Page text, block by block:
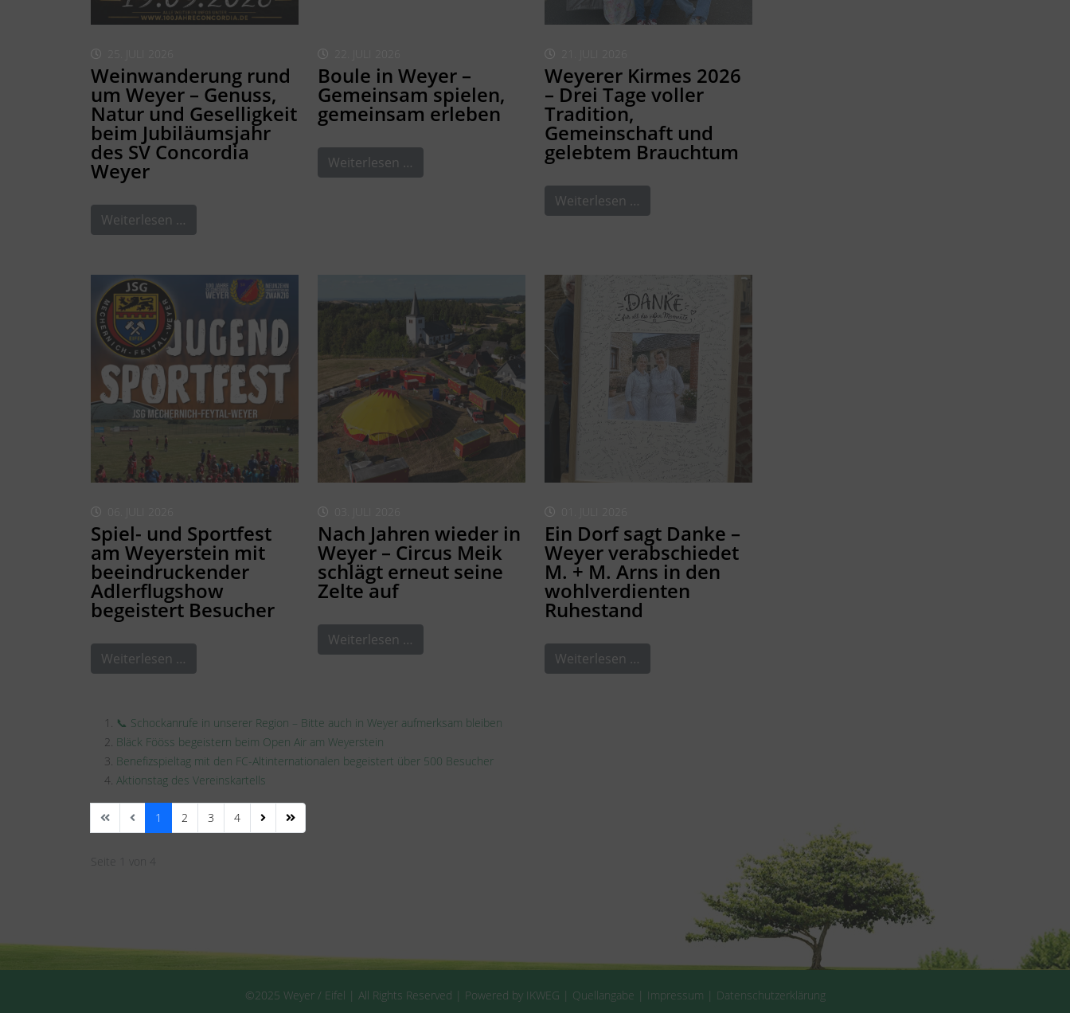
Weinwanderung rund
um Weyer – Genuss,
Natur und Geselligkeit
beim Jubiläumsjahr
des SV Concordia
Weyer
Weiterlesen …
Boule in Weyer –
Gemeinsam spielen,
gemeinsam erleben
Weiterlesen …
Weyerer Kirmes 2026
– Drei Tage voller
Tradition,
Gemeinschaft und
gelebtem Brauchtum
Weiterlesen …
Spiel- und Sportfest
am Weyerstein mit
beeindruckender
Adlerflugshow
begeistert Besucher
Weiterlesen …
Nach Jahren wieder in
Weyer – Circus Meik
schlägt erneut seine
Zelte auf
Weiterlesen …
Ein Dorf sagt Danke –
Weyer verabschiedet
M. + M. Arns in den
wohlverdienten
Ruhestand
Weiterlesen …
📞 Schockanrufe in unserer Region – Bitte auch in Weyer aufmerksam bleiben
Bläck Fööss begeistern beim Open Air am Weyerstein
Benefizspieltag mit den FC-Altinternationalen begeistert über 500 Besucher
Aktionstag des Vereinskartells
1 2 3 4
Seite 1 von 4
©2025 Weyer / Eifel | All Rights Reserved | Powered by IKWEG | Quellangabe | Impressum | Datenschutzerklärung